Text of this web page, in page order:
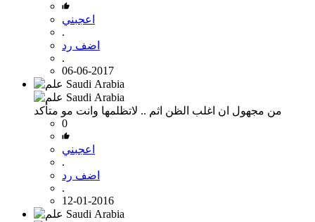
اعجبني
.
اضف رد
.
06-06-2017
من مجهول ان اغلب الظن اثم .. لاتظلمها وانت مو متأكد
0
اعجبني
.
اضف رد
.
12-01-2016